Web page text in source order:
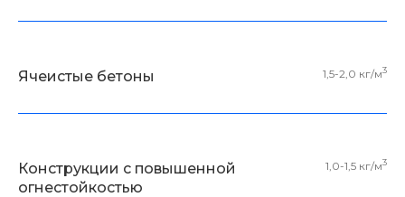
Ячеистые бетоны 1,5-2,0 кг/м3
Конструкции с повышенной
огнестойкостью
1,0-1,5 кг/м3